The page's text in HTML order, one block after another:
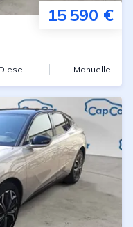
15 590 €
Diesel Manuelle